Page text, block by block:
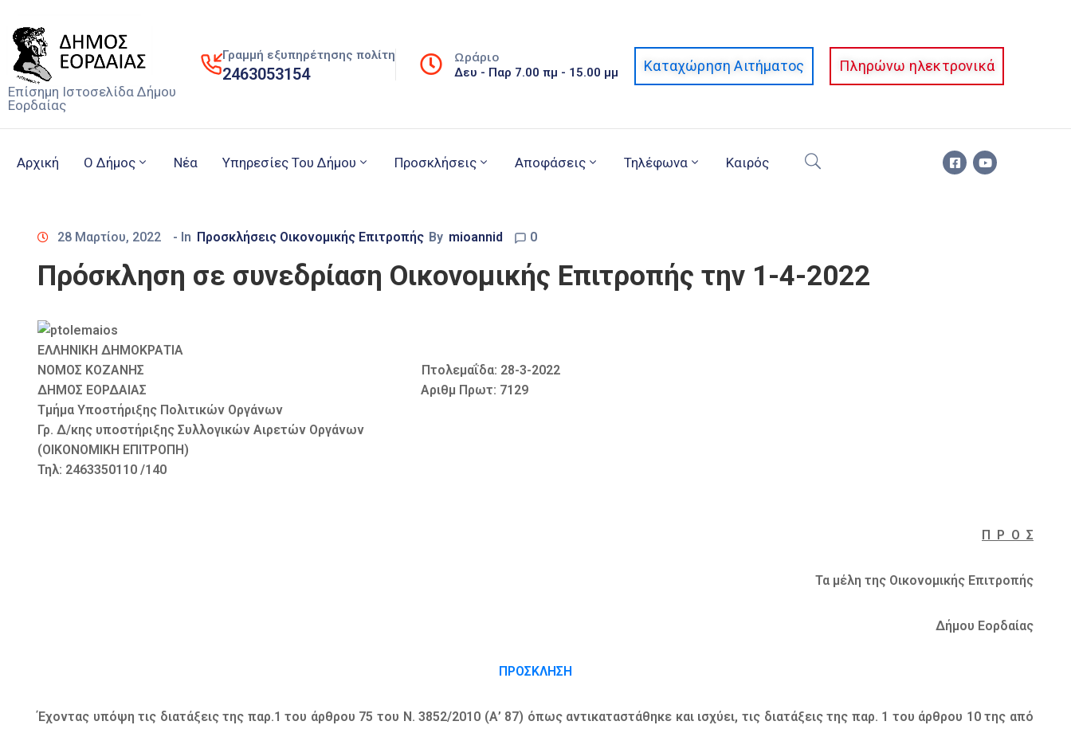
Επίσημη Ιστοσελίδα Δήμου
Εορδαίας
Γραμμή εξυπηρέτησης πολίτη
2463053154
Ωράριο
Δευ - Παρ 7.00 πμ - 15.00 μμ Καταχώρηση Αιτήματος Πληρώνω ηλεκτρονικά
Αρχική Ο Δήμος Νέα Υπηρεσίες Του Δήμου Προσκλήσεις Αποφάσεις Τηλέφωνα Καιρός
28 Μαρτίου, 2022 - In Προσκλήσεις Οικονομικής Επιτροπής By mioannid 0
Πρόσκληση σε συνεδρίαση Οικονομικής Επιτροπής την 1-4-2022
ΕΛΛΗΝΙΚΗ ΔΗΜΟΚΡΑΤΙΑ
ΝΟΜΟΣ ΚΟΖΑΝΗΣ Πτολεμαΐδα: 28-3-2022
ΔΗΜΟΣ ΕΟΡΔΑΙΑΣ Αριθμ Πρωτ: 7129
Τμήμα Υποστήριξης Πολιτικών Οργάνων
Γρ. Δ/κης υποστήριξης Συλλογικών Αιρετών Οργάνων
(ΟΙΚΟΝΟΜΙΚΗ ΕΠΙΤΡΟΠΗ)
Τηλ: 2463350110 /140
Π Ρ Ο Σ
Τα μέλη της Οικονομικής Επιτροπής
Δήμου Εορδαίας
ΠΡΟΣΚΛΗΣΗ
Έχοντας υπόψη τις διατάξεις της παρ.1 του άρθρου 75 του Ν. 3852/2010 (Α’ 87) όπως αντικαταστάθηκε και ισχύει, τις διατάξεις της παρ. 1 του άρθρου 10 της από